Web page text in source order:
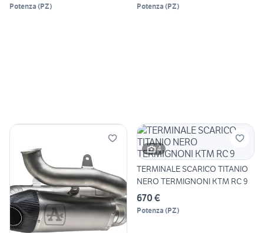
Potenza (PZ) Potenza (PZ)
4
TERMINALE SCARICO TITANIO
NERO TERMIGNONI KTM RC 9
670 €
Potenza (PZ)